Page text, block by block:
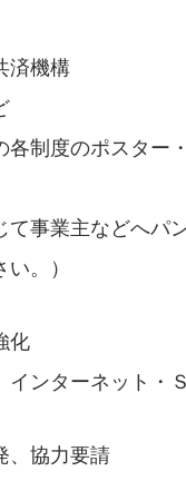
済機構
制度のポスター
事業主などへパ
。）
化
ンターネット・
、協力要請